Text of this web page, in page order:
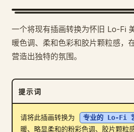
提示词
定价
下载
一个将现有插画转换为怀旧 Lo-Fi
暖色调、柔和色彩和胶片颗粒感，
营造出独特的氛围。
提示词
请将此插画转换为 专业的 Lo-Fi
暖、略显柔和的粉彩色调、胶片颗粒